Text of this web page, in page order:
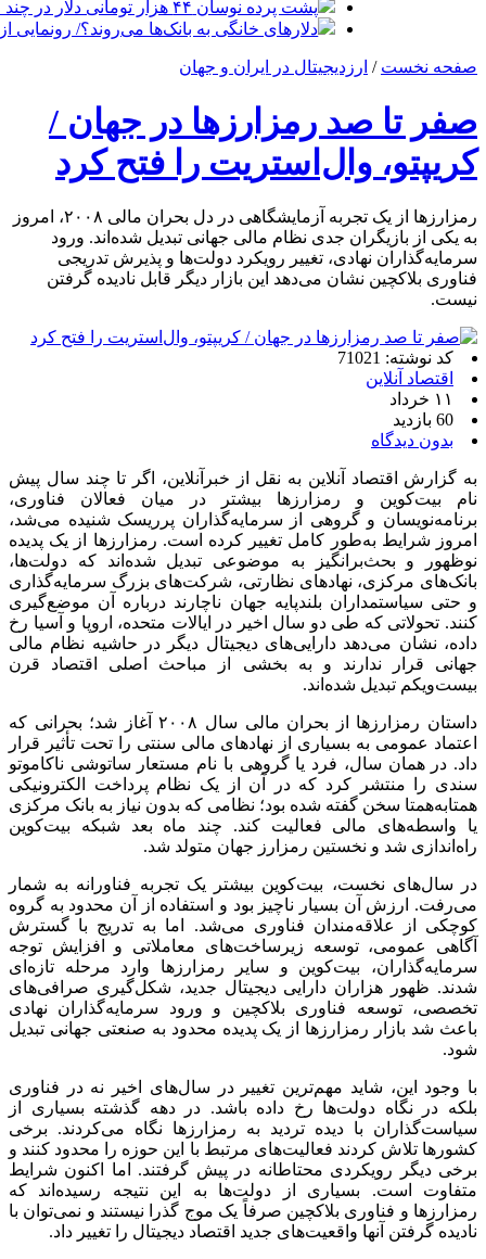
پشت پرده نوسان ۴۴ هزار تومانی دلار در چند ماه
دلارهای خانگی به بانک‌ها می‌روند؟/ رونمایی
صفحه نخست / ارزدیجیتال در ایران و جهان
صفر تا صد رمزارزها در جهان /
کریپتو، وال‌استریت را فتح کرد
رمزارزها از یک تجربه آزمایشگاهی در دل بحران مالی ۲۰۰۸، امروز
به یکی از بازیگران جدی نظام مالی جهانی تبدیل شده‌اند. ورود
سرمایه‌گذاران نهادی، تغییر رویکرد دولت‌ها و پذیرش تدریجی
فناوری بلاکچین نشان می‌دهد این بازار دیگر قابل نادیده گرفتن
نیست.
کد نوشته: 71021
اقتصاد آنلاین
۱۱ خرداد
60 بازدید
بدون دیدگاه
به گزارش اقتصاد آنلاین به نقل از خبرآنلاین، اگر تا چند سال پیش
نام بیت‌کوین و رمزارزها بیشتر در میان فعالان فناوری،
برنامه‌نویسان و گروهی از سرمایه‌گذاران پرریسک شنیده می‌شد،
امروز شرایط به‌طور کامل تغییر کرده است. رمزارزها از یک پدیده
نوظهور و بحث‌برانگیز به موضوعی تبدیل شده‌اند که دولت‌ها،
بانک‌های مرکزی، نهادهای نظارتی، شرکت‌های بزرگ سرمایه‌گذاری
و حتی سیاستمداران بلندپایه جهان ناچارند درباره آن موضع‌گیری
کنند. تحولاتی که طی دو سال اخیر در ایالات متحده، اروپا و آسیا رخ
داده، نشان می‌دهد دارایی‌های دیجیتال دیگر در حاشیه نظام مالی
جهانی قرار ندارند و به بخشی از مباحث اصلی اقتصاد قرن
بیست‌ویکم تبدیل شده‌اند.
داستان رمزارزها از بحران مالی سال ۲۰۰۸ آغاز شد؛ بحرانی که
اعتماد عمومی به بسیاری از نهادهای مالی سنتی را تحت تأثیر قرار
داد. در همان سال، فرد یا گروهی با نام مستعار ساتوشی ناکاموتو
سندی را منتشر کرد که در آن از یک نظام پرداخت الکترونیکی
همتابه‌همتا سخن گفته شده بود؛ نظامی که بدون نیاز به بانک مرکزی
یا واسطه‌های مالی فعالیت کند. چند ماه بعد شبکه بیت‌کوین
راه‌اندازی شد و نخستین رمزارز جهان متولد شد.
در سال‌های نخست، بیت‌کوین بیشتر یک تجربه فناورانه به شمار
می‌رفت. ارزش آن بسیار ناچیز بود و استفاده از آن محدود به گروه
کوچکی از علاقه‌مندان فناوری می‌شد. اما به تدریج با گسترش
آگاهی عمومی، توسعه زیرساخت‌های معاملاتی و افزایش توجه
سرمایه‌گذاران، بیت‌کوین و سایر رمزارزها وارد مرحله تازه‌ای
شدند. ظهور هزاران دارایی دیجیتال جدید، شکل‌گیری صرافی‌های
تخصصی، توسعه فناوری بلاکچین و ورود سرمایه‌گذاران نهادی
باعث شد بازار رمزارزها از یک پدیده محدود به صنعتی جهانی تبدیل
شود.
با وجود این، شاید مهم‌ترین تغییر در سال‌های اخیر نه در فناوری
بلکه در نگاه دولت‌ها رخ داده باشد. در دهه گذشته بسیاری از
سیاست‌گذاران با دیده تردید به رمزارزها نگاه می‌کردند. برخی
کشورها تلاش کردند فعالیت‌های مرتبط با این حوزه را محدود کنند و
برخی دیگر رویکردی محتاطانه در پیش گرفتند. اما اکنون شرایط
متفاوت است. بسیاری از دولت‌ها به این نتیجه رسیده‌اند که
رمزارزها و فناوری بلاکچین صرفاً یک موج گذرا نیستند و نمی‌توان با
نادیده گرفتن آنها واقعیت‌های جدید اقتصاد دیجیتال را تغییر داد.